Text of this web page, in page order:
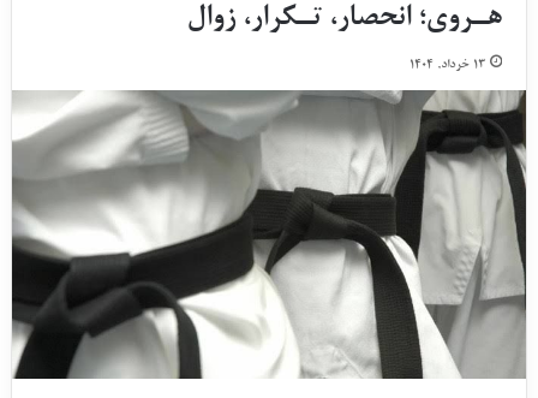
هـروی؛ انحصار، تـکرار، زوال
۱۳ خرداد, ۱۴۰۴